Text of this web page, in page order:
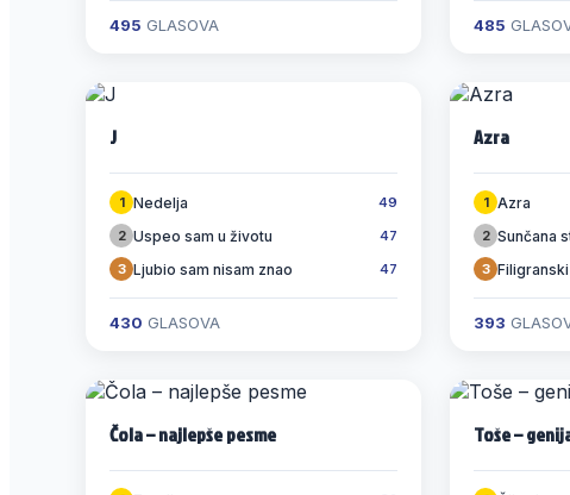
495 GLASOVA 485
J
1 Nedelja
49
2 Uspeo sam u životu
47
3 Ljubio sam nisam znao 47
430 GLASOVA
Azra
1 Azra
2 Sunčana
3
393
Čola – najlepše pesme Toše –